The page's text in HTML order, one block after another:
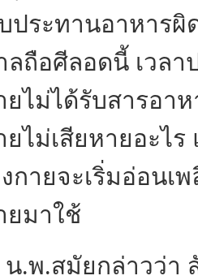
ประทานอาหารผิ
ลถือศีลอดนี้ เวล
ยไม่ได้รับสารอา
ยไม่เสียหายอะไ
กายจะเริ่มอ่อนเ
ยมาใช้
มัยกล่าวว่า สัป